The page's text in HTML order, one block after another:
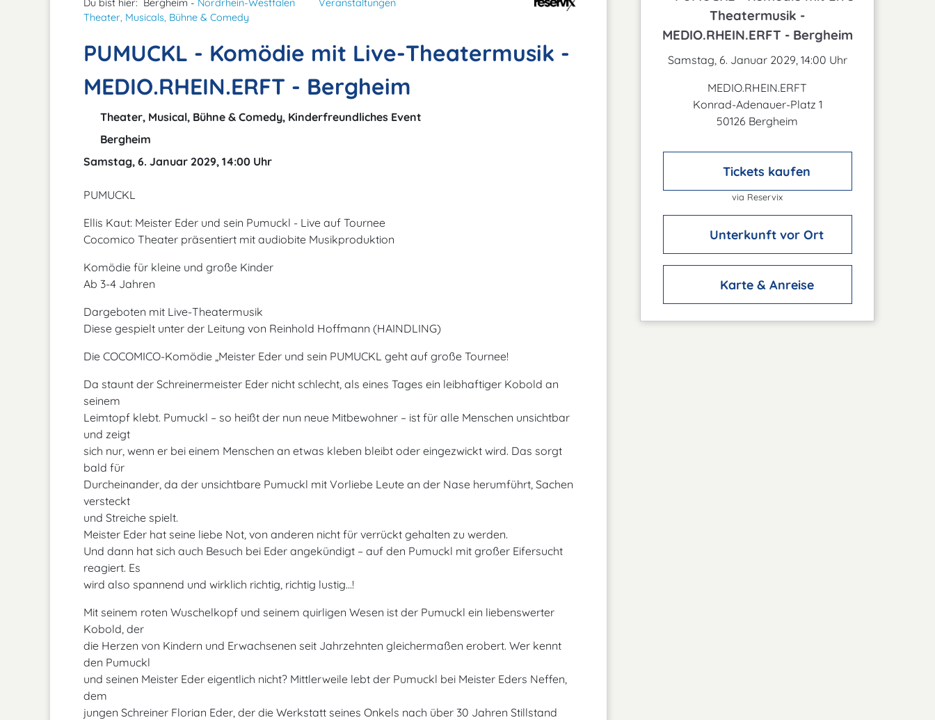
Du bist hier: Bergheim - Nordrhein-Westfalen
Veranstaltungen
Theater, Musicals, Bühne & Comedy
PUMUCKL - Komödie mit Live-Theatermusik -
MEDIO.RHEIN.ERFT - Bergheim
Theater, Musical, Bühne & Comedy, Kinderfreundliches Event
Bergheim
Samstag, 6. Januar 2029, 14:00 Uhr
PUMUCKL
Ellis Kaut: Meister Eder und sein Pumuckl - Live auf Tournee
Cocomico Theater präsentiert mit audiobite Musikproduktion
Komödie für kleine und große Kinder
Ab 3-4 Jahren
Dargeboten mit Live-Theatermusik
Diese gespielt unter der Leitung von Reinhold Hoffmann (HAINDLING)
Die COCOMICO-Komödie „Meister Eder und sein PUMUCKL geht auf große Tournee!
Da staunt der Schreinermeister Eder nicht schlecht, als eines Tages ein leibhaftiger Kobold an
seinem
Leimtopf klebt. Pumuckl – so heißt der nun neue Mitbewohner – ist für alle Menschen unsichtbar
und zeigt
sich nur, wenn er bei einem Menschen an etwas kleben bleibt oder eingezwickt wird. Das sorgt
bald für
Durcheinander, da der unsichtbare Pumuckl mit Vorliebe Leute an der Nase herumführt, Sachen
versteckt
und Streiche spielt.
Meister Eder hat seine liebe Not, von anderen nicht für verrückt gehalten zu werden.
Und dann hat sich auch Besuch bei Eder angekündigt – auf den Pumuckl mit großer Eifersucht
reagiert. Es
wird also spannend und wirklich richtig, richtig lustig...!
Mit seinem roten Wuschelkopf und seinem quirligen Wesen ist der Pumuckl ein liebenswerter
Kobold, der
die Herzen von Kindern und Erwachsenen seit Jahrzehnten gleichermaßen erobert. Wer kennt
den Pumuckl
und seinen Meister Eder eigentlich nicht? Mittlerweile lebt der Pumuckl bei Meister Eders Neffen,
dem
jungen Schreiner Florian Eder, der die Werkstatt seines Onkels nach über 30 Jahren Stillstand
Theatermusik -
MEDIO.RHEIN.ERFT - Bergheim
Samstag, 6. Januar 2029, 14:00 Uhr
MEDIO.RHEIN.ERFT
Konrad-Adenauer-Platz 1
50126 Bergheim
Tickets kaufen
via Reservix
Unterkunft vor Ort
Karte & Anreise